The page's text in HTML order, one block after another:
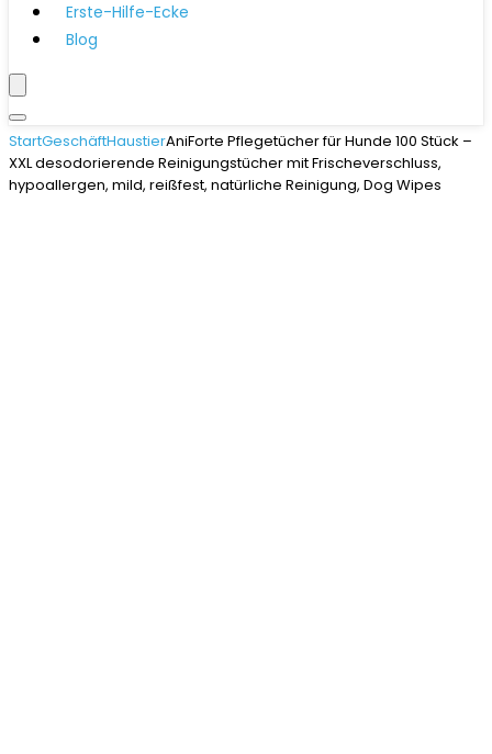
Erste-Hilfe-Ecke
Blog
StartGeschäftHaustierAniForte Pflegetücher für Hunde 100 Stück –
XXL desodorierende Reinigungstücher mit Frischeverschluss,
hypoallergen, mild, reißfest, natürliche Reinigung, Dog Wipes